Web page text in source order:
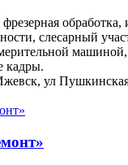
обработка,
слесарный
машиной,
кадры.
ул